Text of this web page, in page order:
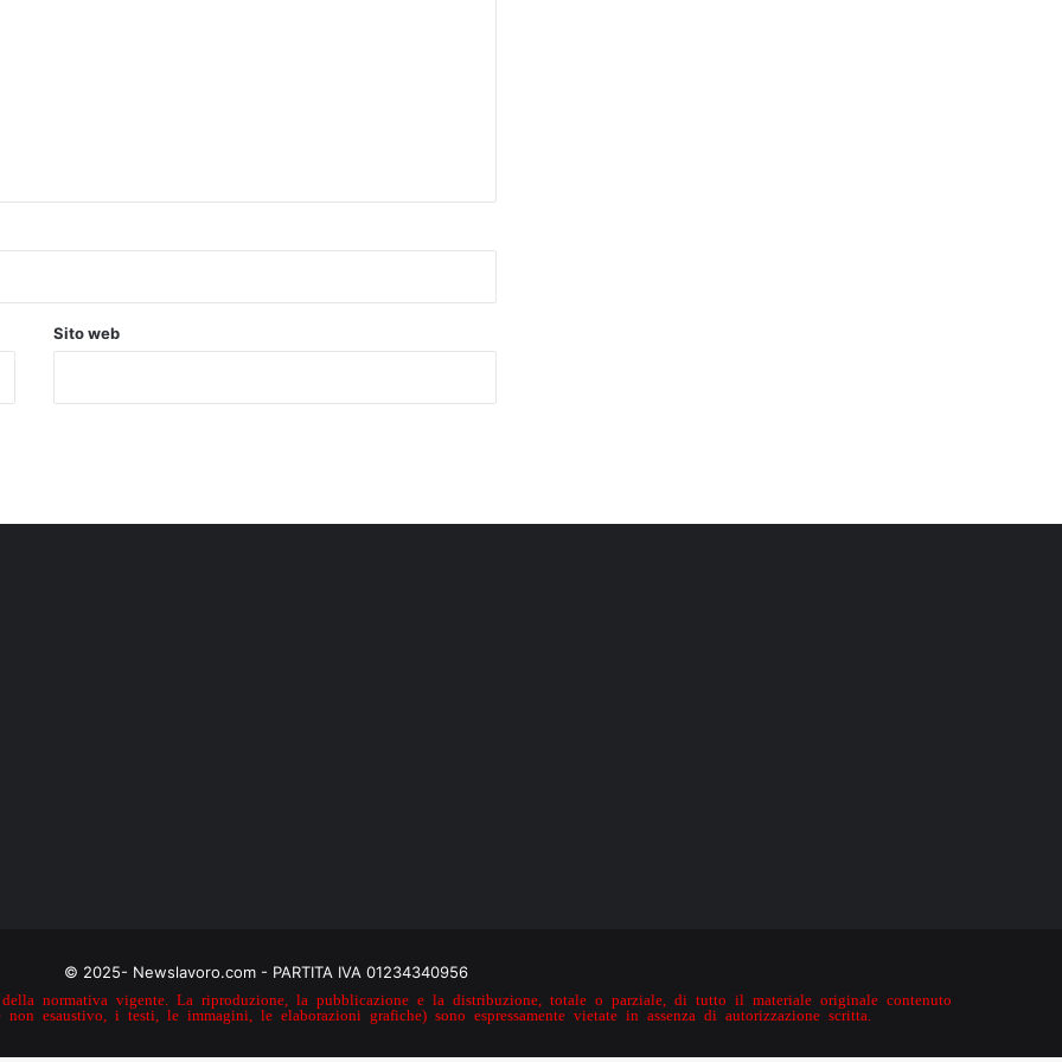
Sito web
© 2025- Newslavoro.com - PARTITA IVA 01234340956
normativa vigente. La riproduzione, la pubblicazione e la distribuzione, totale o parziale, di tutto il materiale originale contenuto
esaustivo, i testi, le immagini, le elaborazioni grafiche) sono espressamente vietate in assenza di autorizzazione scritta.